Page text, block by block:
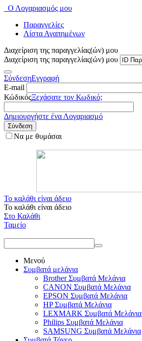
Ο Λογαριασμός μου
Παραγγελίες
Λίστα Αγαπημένων
Διαχείριση της παραγγελίας(ών) μου
Διαχείριση της παραγγελίας(ών) μου
ΣύνδεσηΕγγραφή
E-mail
ΚώδικόςΞεχάσατε τον Κωδικό;
Δημιουργήστε ένα Λογαριασμό
Σύνδεση
Να με θυμάσαι
Το καλάθι είναι άδειο
Το καλάθι είναι άδειο
Στο Καλάθι
Ταμείο
Μενού
Συμβατά μελάνια
Brother Συμβατά Μελάνια
CANON Συμβατά Μελάνια
EPSON Συμβατά Μελάνια
HP Συμβατά Μελάνια
LEXMARK Συμβατά Μελάνια
Philips Συμβατά Μελάνια
SAMSUNG Συμβατά Μελάνια